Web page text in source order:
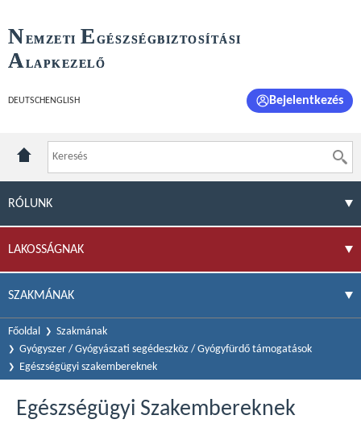
NEMZETI E GÉSZSÉGBIZTOSÍTÁSI
ALAPKEZELŐ
DEUTSCH ENGLISH Bejelentkezés
RÓLUNK
LAKOSSÁGNAK
SZAKMÁNAK
Főoldal
Szakmának
Gyógyszer / Gyógyászati segédeszköz / Gyógyfürdő támogatások
Egészségügyi szakembereknek
Egészségügyi Szakembereknek